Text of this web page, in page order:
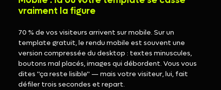
vraiment la figure
70 % de vos visiteurs arrivent sur mobile. Sur un
template gratuit, le rendu mobile est souvent une
version compressée du desktop : textes minuscules,
boutons mal placés, images qui débordent. Vous vous
dites "ça reste lisible" — mais votre visiteur, lui, fait
défiler trois secondes et repart.